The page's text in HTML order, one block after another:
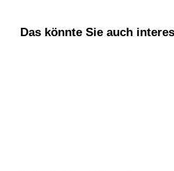
Das könnte Sie auch